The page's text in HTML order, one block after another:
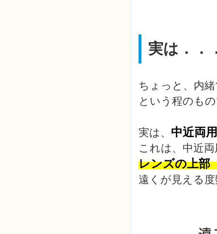
実は．．
ちょっと、内
という程のも
実は、 中近両
これは、中近
レンズの上部
遠くが見える